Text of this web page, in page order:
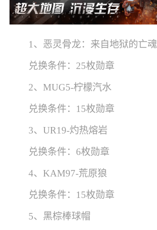
1、恶灵骨龙：来自地狱的亡魂
兑换条件：25枚勋章
2、MUG5-柠檬汽水
兑换条件：15枚勋章
3、UR19-灼热熔岩
兑换条件：6枚勋章
4、KAM97-荒原狼
兑换条件：15枚勋章
5、黑棕棒球帽